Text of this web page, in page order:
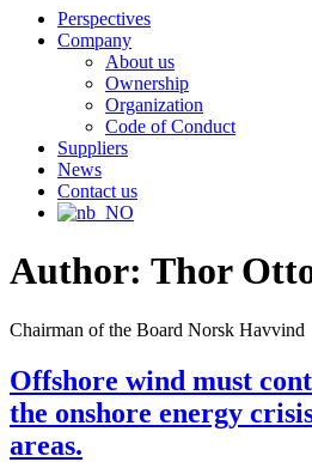
Perspectives
Company
About us
Ownership
Organization
Code of Conduct
Suppliers
News
Contact us
Author: Thor
Chairman of the Board Norsk Havvind
Offshore wind must
the onshore energy
areas.